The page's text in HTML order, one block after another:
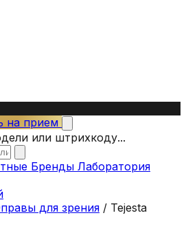
на прием
или штрихкоду...
Бренды Лаборатория
для зрения / Tejesta